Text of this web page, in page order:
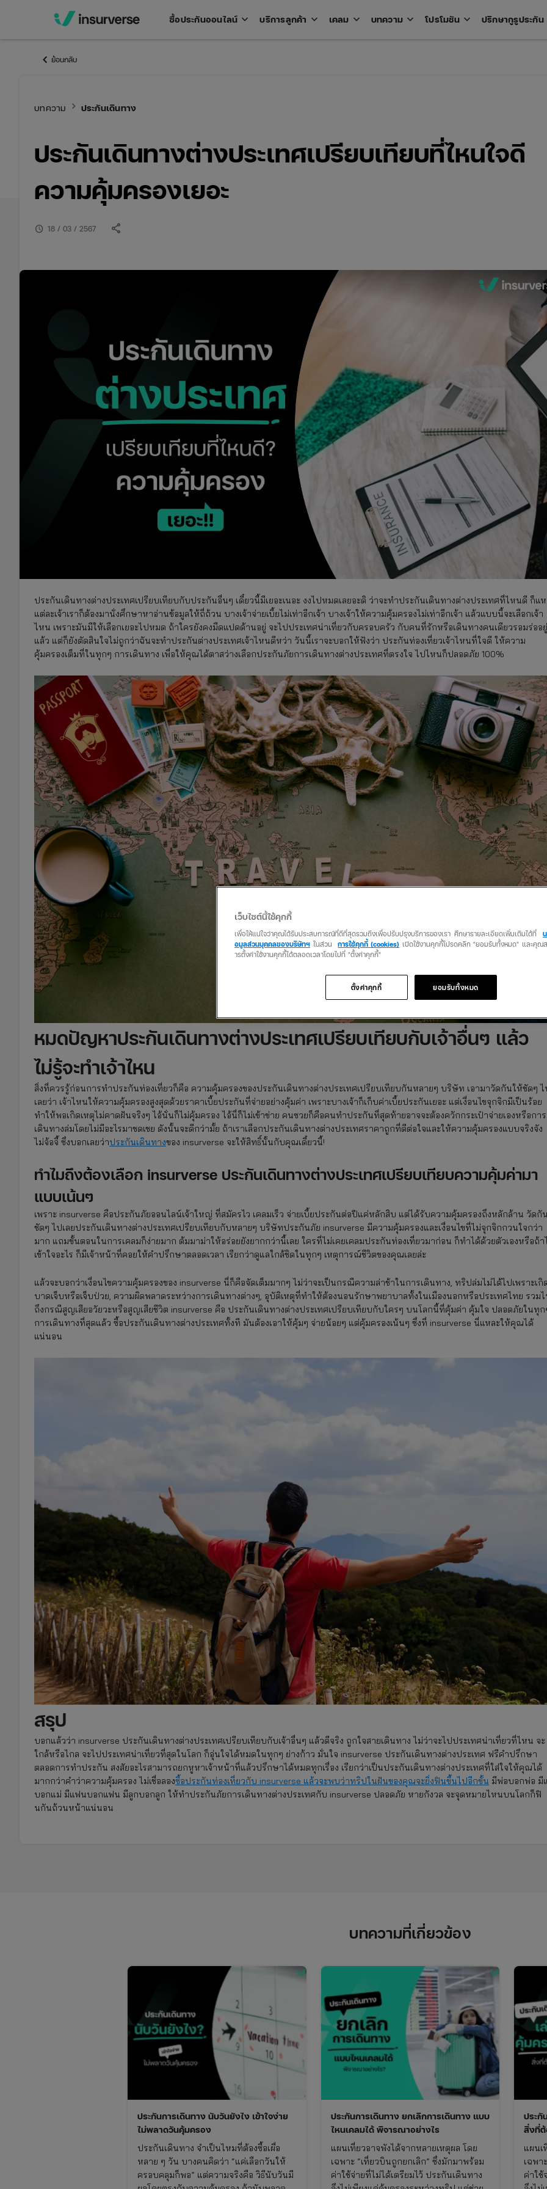
ซื้อประกันออนไลน์ keyboard_arrow_down Open
บริการลูกค้า keyboard_arrow_down Open
เคลม keyboard_arrow_down Open
บทความ keyboard_arrow_down Open
โปรโมชัน keyboard_arrow_down Open
ปรึกษากูรูประกัน
keyboard_arrow_left ย้อนกลับ
บทความ keyboard_arrow_right ประกันเดินทาง
ประกันเดินทางต่างประเทศเปรียบเทียบที่ไหนใจดี
ความคุ้มครองเยอะ
schedule 18 / 03 / 2567 share
ประกันเดินทางต่างประเทศเปรียบเทียบกับประกันอื่นๆ เดี๋ยวนี้มีเยอะเนอะ งงไปหมดเลยอะดิ ว่าจะทำประกันเดินทางต่างประเทศที่ไหนดี ก็แ
แต่ละเจ้าเราก็ต้องมานั่งศึกษาหาอ่านข้อมูลให้ถี่ถ้วน บางเจ้าจ่ายเบี้ยไม่เท่าอีกเจ้า บางเจ้าให้ความคุ้มครองไม่เท่าอีกเจ้า แล้วแบบนี้จะเลือกเจ้า
ไหน เพราะมันมีให้เลือกเยอะไปหมด ถ้าใครยังคงมืดแปดด้านอยู่ จะไปประเทศน่าเที่ยวกับครอบครัว กับคนที่รักหรือเดินทางคนเดียวรอมร่ออยู่
แล้ว แต่ก็ยังตัดสินใจไม่ถูกว่าฉันจะทำประกันต่างประเทศเจ้าไหนดีหว่า วันนี้เราจะบอกให้ฟังว่า ประกันท่องเที่ยวเจ้าไหนที่ใจดี ให้ความ
คุ้มครองเต็มที่ในทุกๆ การเดินทาง เพื่อให้คุณได้ตาสว่างเลือกประกันภัยการเดินทางต่างประเทศที่ตรงใจ ไปไหนก็ปลอดภัย 100%
หมดปัญหาประกันเดินทางต่างประเทศเปรียบเทียบกับเจ้าอื่นๆ แล้ว
ไม่รู้จะทำเจ้าไหน
สิ่งที่ควรรู้ก่อนการทำประกันท่องเที่ยวก็คือ ความคุ้มครองของประกันเดินทางต่างประเทศเปรียบเทียบกันหลายๆ บริษัท เอามาวัดกันให้ชัดๆ
เลยว่า เจ้าไหนให้ความคุ้มครองสูงสุดด้วยราคาเบี้ยประกันที่จ่ายอย่างคุ้มค่า เพราะบางเจ้าก็เก็บค่าเบี้ยประกันเยอะ แต่เงื่อนไขจุกจิกมีเป็นร้อย
ทำให้พอเกิดเหตุไม่คาดฝันจริงๆ ไอ้นั่นก็ไม่คุ้มครอง ไอ้นี่ก็ไม่เข้าข่าย คนซวยก็คือคนทำประกันที่สุดท้ายอาจจะต้องควักกระเป๋าจ่ายเองหรือการ
เดินทางล่มโดยไม่มีอะไรมาชดเชย ดังนั้นจะดีกว่ามั้ย ถ้าเราเลือกประกันเดินทางต่างประเทศราคาถูกที่ดีต่อใจและให้ความคุ้มครองแบบจริงจัง
ไม่จ้อจี้ ซึ่งบอกเลยว่าประกันเดินทางของ insurverse จะให้สิทธิ์นั้นกับคุณเดี๋ยวนี้!
ทำไมถึงต้องเลือก insurverse ประกันเดินทางต่างประเทศเปรียบเทียบความคุ้มค่ามา
แบบเน้นๆ
เพราะ insurverse คือประกันภัยออนไลน์เจ้าใหญ่ ที่สมัครไว เคลมเร็ว จ่ายเบี้ยประกันต่อปีแค่หลักสิบ แต่ได้รับความคุ้มครองถึงหลักล้าน วัดกั
ชัดๆ ไปเลยประกันเดินทางต่างประเทศเปรียบเทียบกับหลายๆ บริษัทประกันภัย insurverse มีความคุ้มครองและเงื่อนไขที่ไม่จุกจิกกวนใจกว่า
มาก แถมขั้นตอนในการเคลมก็ง่ายมาก ต้มมาม่าให้อร่อยยังยากกว่านี้เลย ใครที่ไม่เคยเคลมประกันท่องเที่ยวมาก่อน ก็ทำได้ด้วยตัวเองหรือถ้า
เข้าใจอะไร ก็มีเจ้าหน้าที่คอยให้คำปรึกษาตลอดเวลา เรียกว่าดูแลใกล้ชิดในทุกๆ เหตุการณ์ชีวิตของคุณเลยล่ะ
แล้วจะบอกว่าเงื่อนไขความคุ้มครองของ insurverse นี่ก็คือจัดเต็มมากๆ ไม่ว่าจะเป็นกรณีความล่าช้าในการเดินทาง, ทริปล่มไม่ได้ไปเพราะเกิ
บาดเจ็บหรือเจ็บป่วย, ความผิดพลาดระหว่างการเดินทางต่างๆ, อุบัติเหตุที่ทำให้ต้องนอนรักษาพยาบาลทั้งในเมืองนอกหรือประเทศไทย รวม
ถึงกรณีสูญเสียอวัยวะหรือสูญเสียชีวิต insurverse คือ ประกันเดินทางต่างประเทศเปรียบเทียบกับใครๆ บนโลกนี้ที่คุ้มค่า คุ้มใจ ปลอดภัยในทุก
การเดินทางที่สุดแล้ว ซื้อประกันเดินทางต่างประเทศทั้งที มันต้องเอาให้คุ้มๆ จ่ายน้อยๆ แต่คุ้มครองเน้นๆ ซึ่งที่ insurverse นี่แหละให้คุณได้
แน่นอน
สรุป
บอกแล้วว่า insurverse ประกันเดินทางต่างประเทศเปรียบเทียบกับเจ้าอื่นๆ แล้วดีจริง ถูกใจสายเดินทาง ไม่ว่าจะไปประเทศน่าเที่ยวที่ไหน จะ
ใกล้หรือไกล จะไปประเทศน่าเที่ยวที่สุดในโลก ก็อุ่นใจได้หมดในทุกๆ ย่างก้าว มั่นใจ insurverse ประกันเดินทางต่างประเทศ ฟรีคำปรึกษา
ตลอดการทำประกัน สงสัยอะไรสามารถยกหูหาเจ้าหน้าที่แล้วปรึกษาได้หมดทุกเรื่อง เรียกว่าเป็นประกันเดินทางต่างประเทศที่ใส่ใจให้คุณได้
มากกว่าคำว่าความคุ้มครอง ไม่เชื่อลองซื้อประกันท่องเที่ยวกับ insurverse แล้วจะพบว่าทริปในฝันของคุณจะยิ่งฟินขึ้นไปอีกขั้น มีพ่อบอกพ่อ มี
บอกแม่ มีแฟนบอกแฟน มีลูกบอกลูก ให้ทำประกันภัยการเดินทางต่างประเทศกับ insurverse ปลอดภัย หายกังวล จะจุดหมายไหนบนโลกก็ฟิ
นกันถ้วนหน้าแน่นอน
บทความที่เกี่ยวข้อง
ประกันการเดินทาง นับวันยังไง เข้าใจง่าย
ไม่พลาดวันคุ้มครอง
ประกันเดินทาง จำเป็นไหมที่ต้องซื้อเผื่อ
หลาย ๆ วัน บางคนคิดว่า “แค่เลือกวันให้
ครอบคลุมก็พอ” แต่ความจริงคือ วิธีนับวันมี
ประกันการเดินทาง ยกเลิกการเดินทาง แบบ
ไหนเคลมได้ พิจารณาอย่างไร
แผนเที่ยวอาจพังได้จากหลายเหตุผล โดย
เฉพาะ “เที่ยวบินถูกยกเลิก” ซึ่งมักมาพร้อม
ค่าใช้จ่ายที่ไม่ได้เตรียมไว้ ประกันเดินทาง
ประกั
สิ่งที่
แผนเ
เฉพา
ค่าใช้
เว็บไซต์นี้ใช้คุกกี้
เพื่อให้แน่ใจว่าคุณได้รับประสบการณ์ที่ดีที่สุดรวมถึงเพื่อปรับปรุงบริการของเรา ศึกษารายละเอียดเพิ่มเติมได้ที่
อมูลส่วนบุคคลของบริษัทฯ ในส่วน การใช้คุกกี้ (cookies) เปิดใช้งานคุกกี้โปรดคลิก "ยอมรับทั้งหมด" และคุณ
ารตั้งค่าใช้งานคุกกี้ได้ตลอดเวลาโดยไปที่ "ตั้งค่าคุกกี้"
ยอมรับทั้งหมด
ตั้งค่าคุกกี้